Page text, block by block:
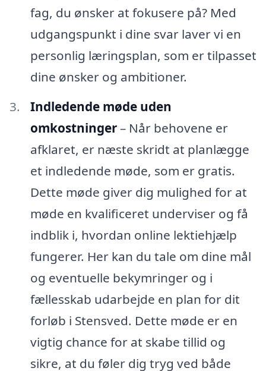
fag, du ønsker at fokusere på? Med
udgangspunkt i dine svar laver vi en
personlig læringsplan, som er tilpasset
dine ønsker og ambitioner.
Indledende møde uden
omkostninger– Når behovene er
afklaret, er næste skridt at planlægge
et indledende møde, som er gratis.
Dette møde giver dig mulighed for at
møde en kvalificeret underviser og få
indblik i, hvordan online lektiehjælp
fungerer. Her kan du tale om dine mål
og eventuelle bekymringer og i
fællesskab udarbejde en plan for dit
forløb i Stensved. Dette møde er en
vigtig chance for at skabe tillid og
sikre, at du føler dig tryg ved både